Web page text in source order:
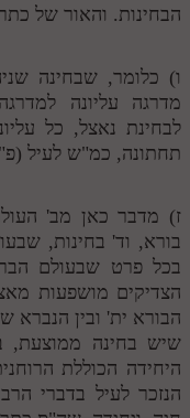
הבחינות. והאור של
ו) כלומר, שבחינה
מדרגה עליונה
לבחינת נאצל, כל
תחתונה, כמ"ש לעיל
ז) מדבר כאן מב'
בורא, וד' בחינות,
בכל פרט שבעולם
הצדיקים מושפעות
הבורא ית' ובין הנברא
שיש בחינה ממוצעת,
היחידה הכוללת
הנזכר לעיל בדברי